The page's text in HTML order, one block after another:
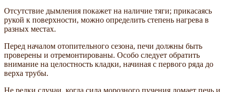
Отсутствие дымления покажет на наличие тяги; прикасаясь
рукой к поверхности, можно определить степень нагрева в
разных местах.
Перед началом отопительного сезона, печи должны быть
проверены и отремонтированы. Особо следует обратить
внимание на целостность кладки, начиная с первого ряда до
верха трубы.